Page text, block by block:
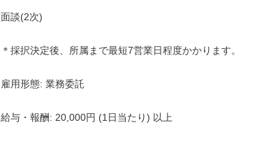
面談(2次)
＊採択決定後、所属まで最短7営業日程度かかります。
雇用形態: 業務委託
給与・報酬: 20,000円 (1日当たり) 以上